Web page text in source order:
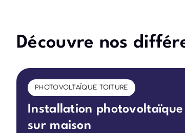
Découvre nos
PHOTOVOLTAÏQUE TOITURE
Installation photovoltaïque
sur maison